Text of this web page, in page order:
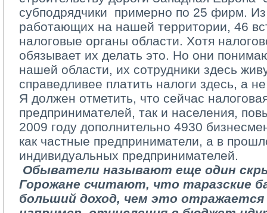
субподрядчики ­ примерно по 25 фирм.
работающих на нашей территории, 46
налоговые органы области. Хотя
обязывает их делать это. Но они
нашей области, их сотрудники здесь
справедливее платить налоги здесь, а
Я должен отметить, что сейчас
предпринимателей, так и населения,
2009 году дополнительно 4930
как частные предприниматели, а в
индивидуальных предпринимателей.
Обыватели называют еще один
Горожане считают, что таразские
больший доход, чем это